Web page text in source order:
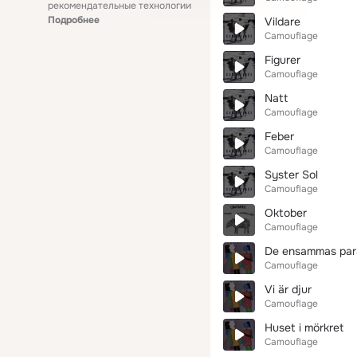
рекомендательные технологии
Подробнее
Vildare
Camouflage
Figurer
Camouflage
Natt
Camouflage
Feber
Camouflage
Syster Sol
Camouflage
Oktober
Camouflage
De ensammas
Camouflage
Vi är djur
Camouflage
Huset i mörkret
Camouflage